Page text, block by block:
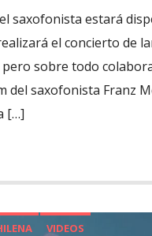
saxofonista estará
el concierto de
sobre todo
del saxofonista Franz
[…]
VIDEOS